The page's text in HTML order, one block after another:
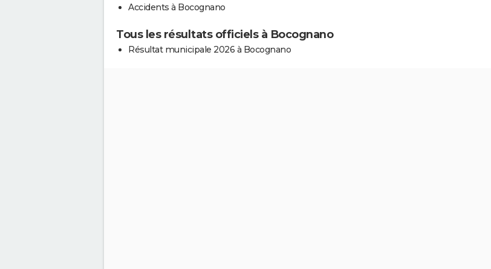
Accidents à Bocognano
Tous les résultats officiels à Bocognano
Résultat municipale 2026 à Bocognano